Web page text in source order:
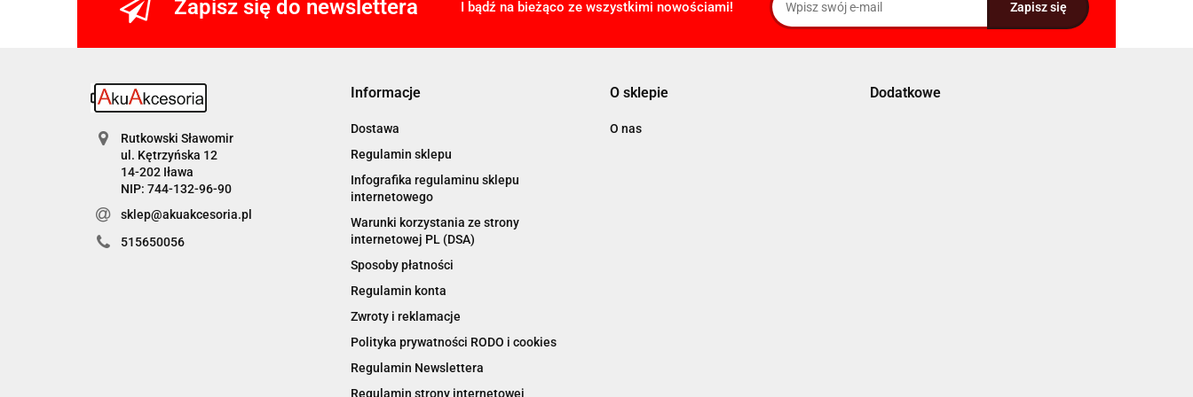
Zapisz się do newslettera I bądź na bieżąco ze wszystkimi nowościami!
Rutkowski Sławomir
ul. Kętrzyńska 12
14-202 Iława
NIP: 744-132-96-90
sklep@akuakcesoria.pl
515650056
Informacje
Dostawa
Regulamin sklepu
Infografika regulaminu sklepu
internetowego
Warunki korzystania ze strony
internetowej PL (DSA)
Sposoby płatności
Regulamin konta
Zwroty i reklamacje
Polityka prywatności RODO i cookies
Regulamin Newslettera
Regulamin strony internetowej
O sklepie
O nas
Dodatkowe